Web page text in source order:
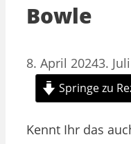
Bowle
8. April 20243.
Springe zu
Kennt Ihr das